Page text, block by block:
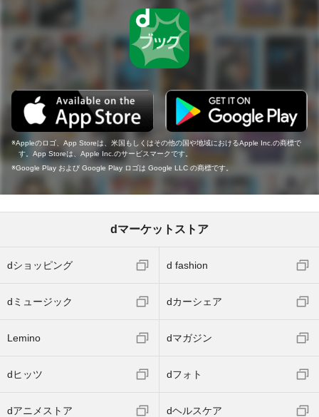
Appleのロゴ、App Storeは、米国もしくはその他の国や地域におけるApple Inc.の商標で
す。App Storeは、Apple Inc.のサービスマークです。
Google Play および Google Play ロゴは Google LLC の商標です。
dマーケットストア
dショッピング d fashion
dミュージック dカーシェア
Lemino dマガジン
dヒッツ dフォト
dアニメストア dヘルスケア